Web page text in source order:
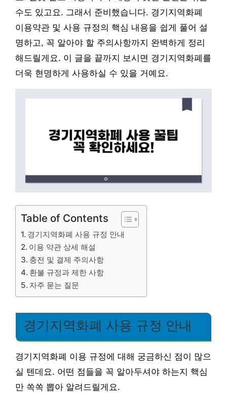
수도 있고요. 그래서 준비했습니다. 경기지역화폐
이용약관 및 사용 규정의 핵심 내용을 쉽게 풀어 설
명하고, 꼭 알아야 할 주의사항까지 완벽하게 정리
해드릴게요. 이 글을 끝까지 보시면 경기지역화폐를
더욱 현명하게 사용하실 수 있을 거예요.
Table of Contents
경기지역화폐 사용 규정 안내
이용 약관 상세 해설
충전 및 결제 주의사항
환불 규정과 제한 사항
자주 묻는 질문
경기지역화폐 사용 규정 안내
경기지역화폐 이용 규정에 대해 궁금하신 점이 많으
실 텐데요. 어떤 점들을 꼭 알아두셔야 하는지 핵심
만 쏙쏙 뽑아 알려드릴게요.